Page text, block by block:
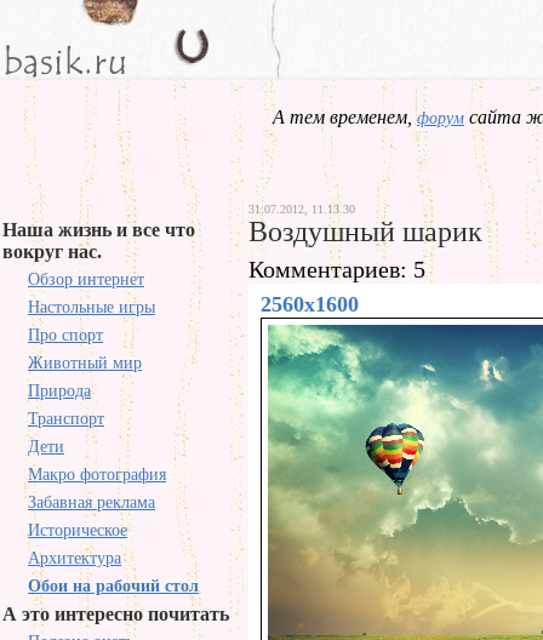
А тем временем,форум сайта
Наша жизнь и все что
вокруг нас.
Обзор интернет
Настольные игры
Про спорт
Животный мир
Природа
Транспорт
Дети
Макро фотография
Забавная реклама
Историческое
Архитектура
Обои на рабочий стол
А это интересно почитать
31.07.2012, 11.13.30
Воздушный шарик
Комментариев: 5
2560x1600